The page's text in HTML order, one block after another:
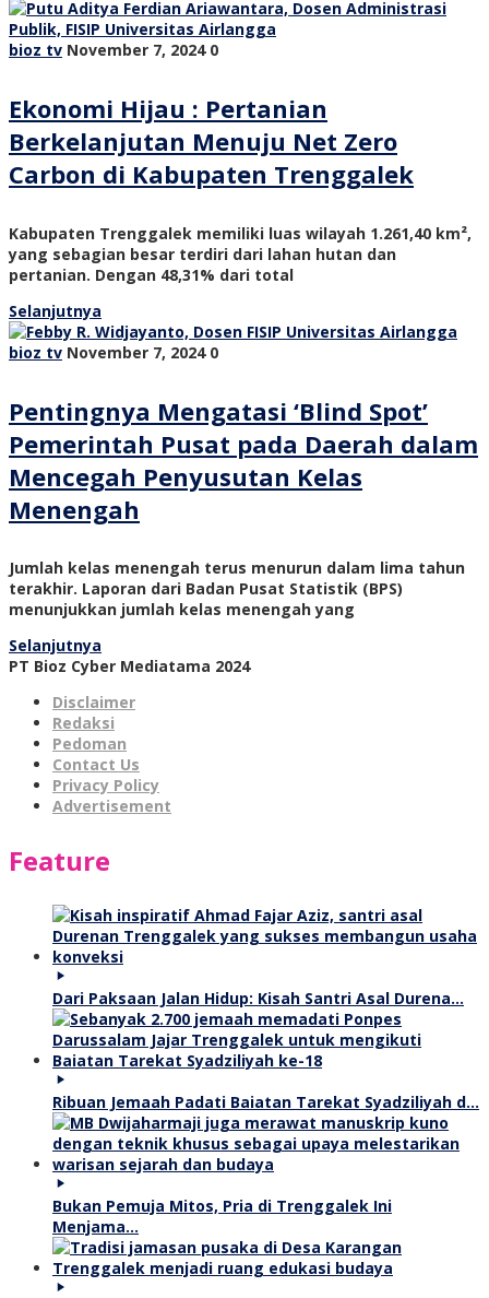
bioz tv November 7, 2024 0
Ekonomi Hijau : Pertanian
Berkelanjutan Menuju Net Zero
Carbon di Kabupaten Trenggalek
Kabupaten Trenggalek memiliki luas wilayah 1.261,40 km²,
yang sebagian besar terdiri dari lahan hutan dan
pertanian. Dengan 48,31% dari total
Selanjutnya
bioz tv November 7, 2024 0
Pentingnya Mengatasi ‘Blind Spot’
Pemerintah Pusat pada Daerah dalam
Mencegah Penyusutan Kelas
Menengah
Jumlah kelas menengah terus menurun dalam lima tahun
terakhir. Laporan dari Badan Pusat Statistik (BPS)
menunjukkan jumlah kelas menengah yang
Selanjutnya
PT Bioz Cyber Mediatama 2024
Disclaimer
Redaksi
Pedoman
Contact Us
Privacy Policy
Advertisement
Feature
Dari Paksaan Jalan Hidup: Kisah Santri Asal Durena…
Ribuan Jemaah Padati Baiatan Tarekat Syadziliyah d…
Bukan Pemuja Mitos, Pria di Trenggalek Ini
Menjama…